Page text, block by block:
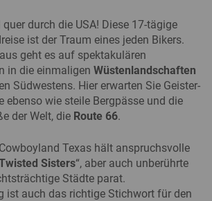
durch die USA! Diese 17-tägige
ist der Traum eines jeden Bikers.
aus geht es auf spektakulären
in die einmaligen Wüstenlandschaften
Südwestens. Hier erwarten Sie Geister-
ebenso wie steile Bergpässe und die
der Welt, die Route 66.
Texas hält anspruchsvolle
Sisters“, aber auch unberührte
Städte parat.
ist auch das richtige Stichwort für den